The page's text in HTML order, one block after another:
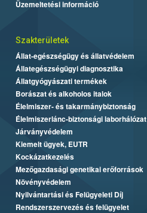
Üzemeltetési információ
Szakterületek
Állat-egészségügy és állatvédelem
Állategészségügyi diagnosztika
Állatgyógyászati termékek
Borászat és alkoholos italok
Élelmiszer- és takarmánybiztonság
Élelmiszerlánc-biztonsági laborhálózat
Járványvédelem
Kiemelt ügyek, EUTR
Kockázatkezelés
Mezőgazdasági genetikai erőforrások
Növényvédelem
Nyilvántartási és Felügyeleti Díj
Rendszerszervezés és felügyelet